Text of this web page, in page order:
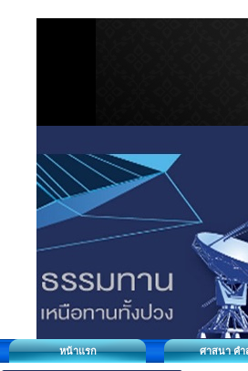
หน้าแรก ศาสนา ค